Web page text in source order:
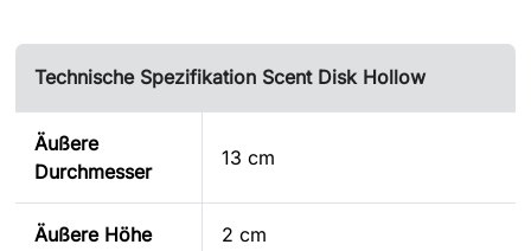
Technische Spezifikation Scent Disk Hollow
Äußere
Durchmesser
13 cm
Äußere Höhe 2 cm